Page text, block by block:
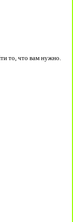
то, что вам нужно.